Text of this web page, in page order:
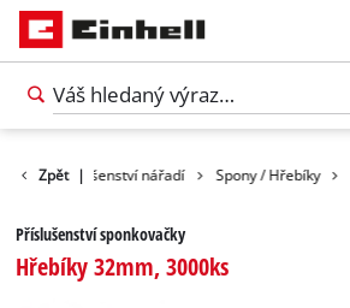
Zpět |
Příslušenství nářadí Spony / Hřebíky
Příslušenství sponkovačky
Hřebíky 32mm, 3000ks